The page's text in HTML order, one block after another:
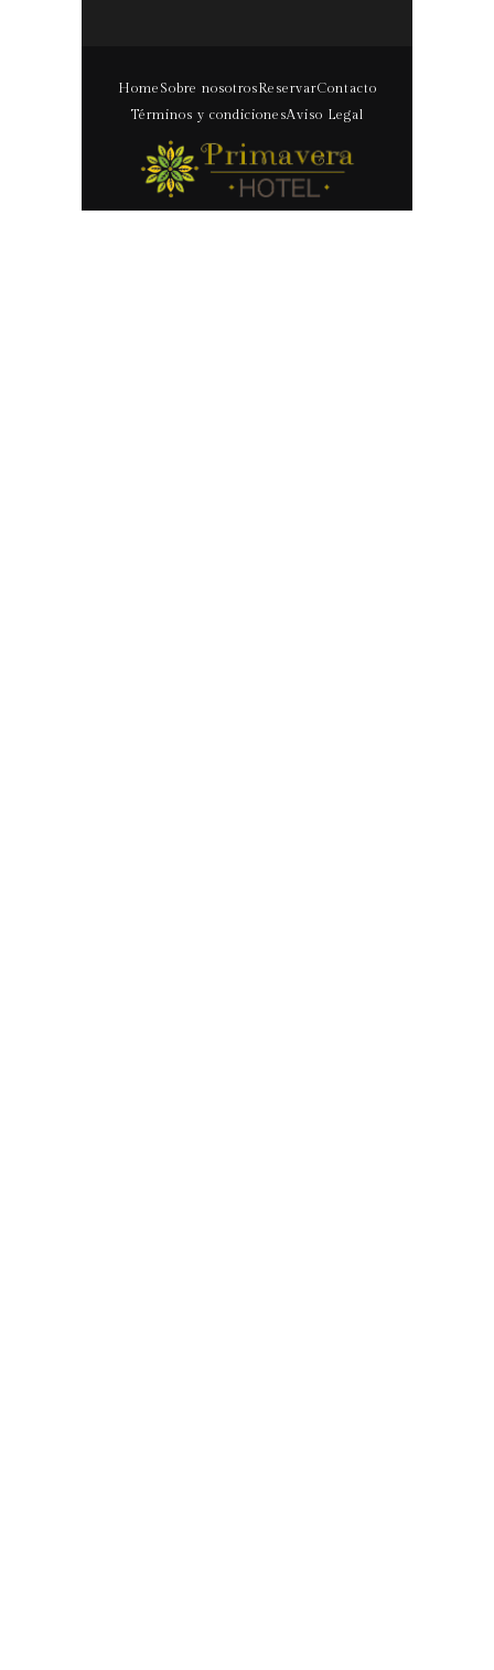
Home Sobre nosotrosReservarContacto
Términos y condicionesAviso Legal